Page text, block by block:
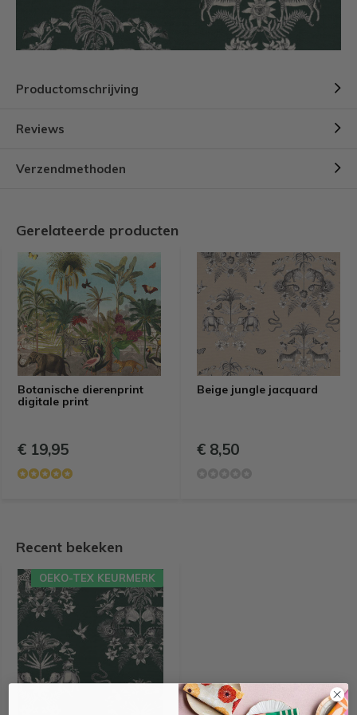
Productomschrijving
Reviews
Verzendmethoden
Gerelateerde producten
Botanische dierenprint
digitale print
€ 19,95
Beige jungle jacquard
€ 8,50
Recent bekeken
OEKO-TEX KEURMERK